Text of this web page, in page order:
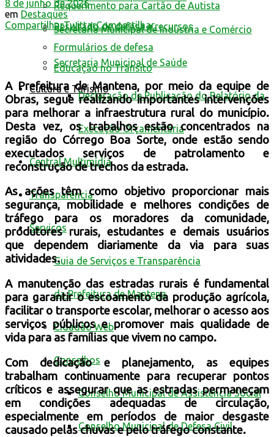
Requerimento para Cartão de Autista
Resultado de defesa e recursos
Formulários de defesa
Educação no Trânsito
Cultura e Turismo
Secretaria Municipal de Indústria e Comércio
Secretaria Municipal de Saúde
Declaração de Publicação do Relatório da
Execução Orçamentária
Central Multimídia
Transparência
Serviços
Guia de Serviços e Transparência
da Prefeitura de Mantena
Cidadão Web
Conselhos
Conselho Municipal de Assistência Social
Conselho Municipal de Defesa Civil
8 de junho de 2026
em Destaques
CompartilharTwittarCompartilhar
A Prefeitura de Mantena, por meio da equipe de
Obras, segue realizando importantes intervenções
para melhorar a infraestrutura rural do município.
Desta vez, os trabalhos estão concentrados na
região do Córrego Boa Sorte, onde estão sendo
executados serviços de patrolamento e
reconstrução de trechos da estrada.
As ações têm como objetivo proporcionar mais
segurança, mobilidade e melhores condições de
tráfego para os moradores da comunidade,
produtores rurais, estudantes e demais usuários
que dependem diariamente da via para suas
atividades.
A manutenção das estradas rurais é fundamental
para garantir o escoamento da produção agrícola,
facilitar o transporte escolar, melhorar o acesso aos
serviços públicos e promover mais qualidade de
vida para as famílias que vivem no campo.
Com dedicação e planejamento, as equipes
trabalham continuamente para recuperar pontos
críticos e assegurar que as estradas permaneçam
em condições adequadas de circulação,
especialmente em períodos de maior desgaste
causado pelas chuvas e pelo tráfego constante.